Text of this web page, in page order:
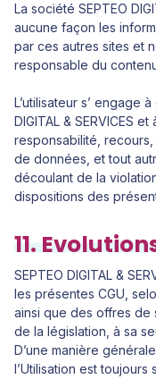
La société SEPTEO
aucune façon les
par ces autres sites et
responsable du
L’utilisateur s’ engage
DIGITAL & SERVICES
responsabilité,
de données, et tout
découlant de la
dispositions des
11.
SEPTEO DIGITAL &
les présentes CGU,
ainsi que des offres de
de la législation, à sa
D’une manière
l’Utilisation est